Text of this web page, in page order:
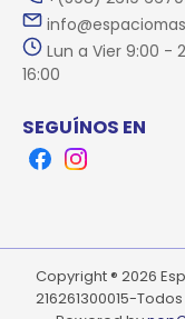
Lun a Vier 9:00 -
16:00
SEGUÍNOS EN
FacebookInstagram
Copyright ® 2026
216261300015-